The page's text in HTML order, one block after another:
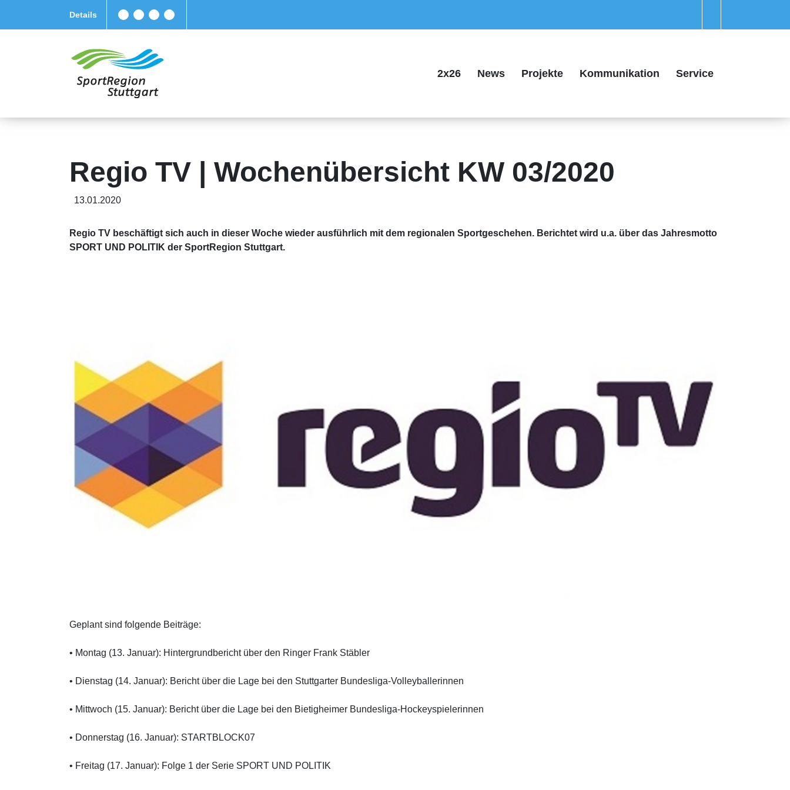
Details
2x26 News Projekte Kommunikation Service
Regio TV | Wochenübersicht KW 03/2020
13.01.2020
Regio TV beschäftigt sich auch in dieser Woche wieder ausführlich mit dem regionalen Sportgeschehen. Berichtet wird u.a. über das Jahresmotto
SPORT UND POLITIK der SportRegion Stuttgart.
Geplant sind folgende Beiträge:
• Montag (13. Januar): Hintergrundbericht über den Ringer Frank Stäbler
• Dienstag (14. Januar): Bericht über die Lage bei den Stuttgarter Bundesliga-Volleyballerinnen
• Mittwoch (15. Januar): Bericht über die Lage bei den Bietigheimer Bundesliga-Hockeyspielerinnen
• Donnerstag (16. Januar): STARTBLOCK07
• Freitag (17. Januar): Folge 1 der Serie SPORT UND POLITIK